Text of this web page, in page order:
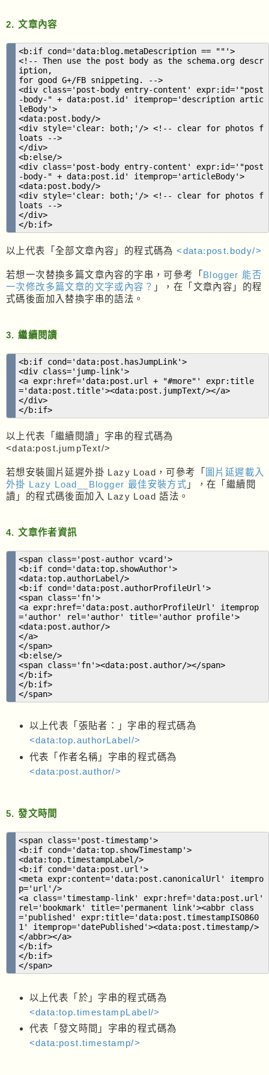
2. 文章內容
<b:if cond='data:blog.metaDescription == ""'>
<!-- Then use the post body as the schema.org descr
iption,
for good G+/FB snippeting. -->
<div class='post-body entry-content' expr:id='"post
-body-" + data:post.id' itemprop='description artic
leBody'>
<data:post.body/>
<div style='clear: both;'/> <!-- clear for photos f
loats -->
</div>
<b:else/>
<div class='post-body entry-content' expr:id='"post
-body-" + data:post.id' itemprop='articleBody'>
<data:post.body/>
<div style='clear: both;'/> <!-- clear for photos f
loats -->
</div>
</b:if>
以上代表「全部文章內容」的程式碼為<data:post.body/>
若想一次替換多篇文章內容的字串，可參考「 Blogger 能否
一次修改多篇文章的文字或內容？ 」，在「文章內容」的程
式碼後面加入替換字串的語法。
3. 繼續閱讀
<b:if cond='data:post.hasJumpLink'>
<div class='jump-link'>
<a expr:href='data:post.url + "#more"' expr:title
='data:post.title'><data:post.jumpText/></a>
</div>
</b:if>
以上代表「繼續閱讀」字串的程式碼為
<data:post.jumpText/>
若想安裝圖片延遲外掛 Lazy Load，可參考「 圖片延遲載入
外掛 Lazy Load__Blogger 最佳安裝方式 」，在「繼續閱
讀」的程式碼後面加入 Lazy Load 語法。
4. 文章作者資訊
<span class='post-author vcard'>
<b:if cond='data:top.showAuthor'>
<data:top.authorLabel/>
<b:if cond='data:post.authorProfileUrl'>
<span class='fn'>
<a expr:href='data:post.authorProfileUrl' itemprop
='author' rel='author' title='author profile'>
<data:post.author/>
</a>
</span>
<b:else/>
<span class='fn'><data:post.author/></span>
</b:if>
</b:if>
</span>
以上代表「張貼者：」字串的程式碼為
<data:top.authorLabel/>
代表「作者名稱」字串的程式碼為
<data:post.author/>
5. 發文時間
<span class='post-timestamp'>
<b:if cond='data:top.showTimestamp'>
<data:top.timestampLabel/>
<b:if cond='data:post.url'>
<meta expr:content='data:post.canonicalUrl' itempro
p='url'/>
<a class='timestamp-link' expr:href='data:post.url'
rel='bookmark' title='permanent link'><abbr class
='published' expr:title='data:post.timestampISO860
1' itemprop='datePublished'><data:post.timestamp/>
</abbr></a>
</b:if>
</b:if>
</span>
以上代表「於」字串的程式碼為
<data:top.timestampLabel/>
代表「發文時間」字串的程式碼為
<data:post.timestamp/>